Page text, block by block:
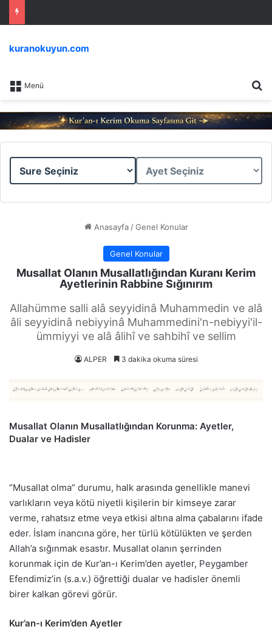
Menü
kuranokuyun.com
Sure
Ayet
Anasayfa / Genel Konular
Genel Konular
Musallat Olanın Musallatlığından Kuranı Kerim
Ayetlerinin Rabbine Sığınırım
Allahümme salli alâ seyyidinâ Muhammedin ve alâ
âli seyyidinâ nebiyyinâ Muhammedini'n-nebiyyi'il-
ümmiyyi ve alâ âlihî ve sahbihî ve sellim
ALPER 3 dakika okuma süresi
Musallat Olanın Musallatlığından Korunma: Ayetler,
Dualar ve Hadisler
“Musallat olma” durumu, halk arasında genellikle manevi
varlıkların veya kötü niyetli kişilerin bir kimseye zarar
verme, rahatsız etme veya etkisi altına alma çabalarını ifade
eder. İslam inancına göre, her türlü kötülükten ve şerden
Allah’a sığınmak esastır. Musallat olanın şerrinden
korunmak için de Kur’an-ı Kerim’den ayetler, Peygamber
Efendimiz’in (s.a.v.) öğrettiği dualar ve hadisler önemli
birer kalkan görevi görür.
Kur’an-ı Kerim’den Ayetler